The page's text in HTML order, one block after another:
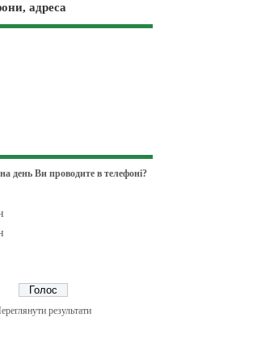
адреса
день Ви проводите в телефоні?
результати